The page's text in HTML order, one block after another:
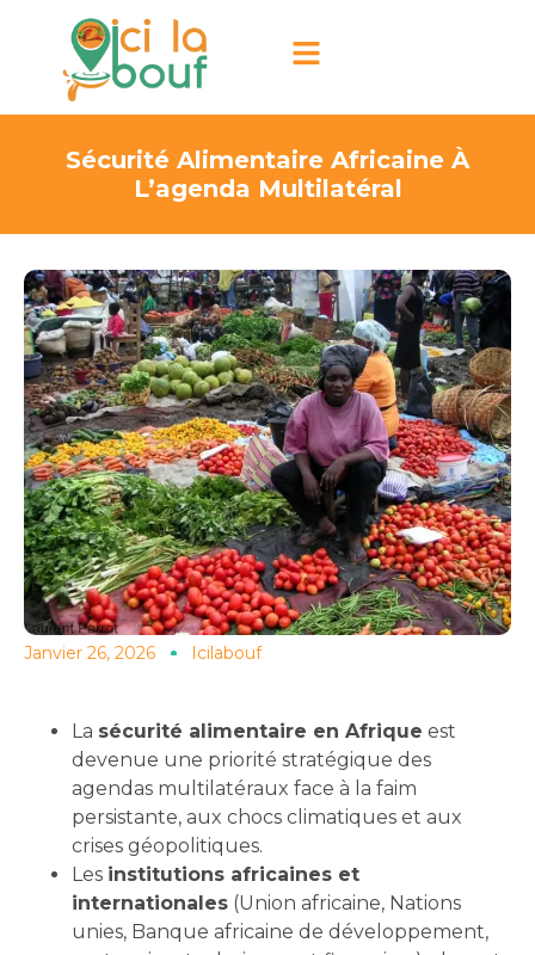
Sécurité Alimentaire Africaine À
L’agenda Multilatéral
Janvier 26, 2026 Icilabouf
La sécurité alimentaire en Afrique est
devenue une priorité stratégique des
agendas multilatéraux face à la faim
persistante, aux chocs climatiques et aux
crises géopolitiques.
Les institutions africaines et
internationales (Union africaine, Nations
unies, Banque africaine de développement,